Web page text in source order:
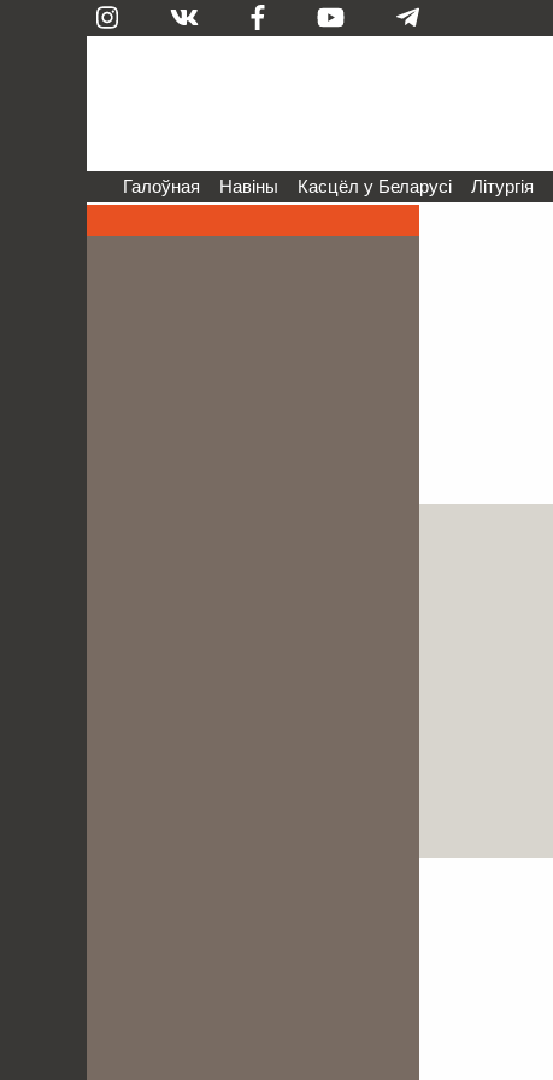
Галоўная Навіны Касцёл у Беларусі Літургія